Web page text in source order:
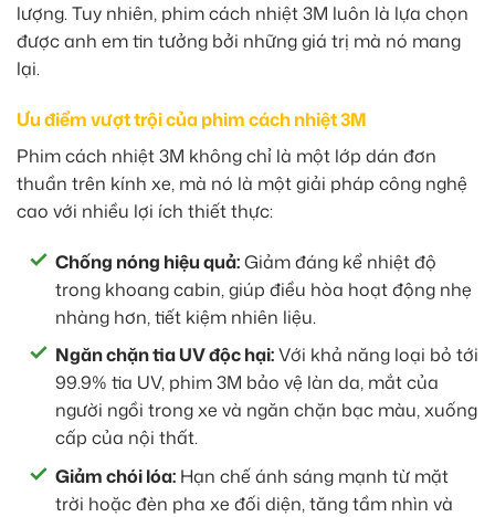
lượng. Tuy nhiên, phim cách nhiệt 3M luôn là lựa chọn
được anh em tin tưởng bởi những giá trị mà nó mang
lại.
Ưu điểm vượt trội của phim cách nhiệt 3M
Phim cách nhiệt 3M không chỉ là một lớp dán đơn
thuần trên kính xe, mà nó là một giải pháp công nghệ
cao với nhiều lợi ích thiết thực:
Chống nóng hiệu quả:Giảm đáng kể nhiệt độ
trong khoang cabin, giúp điều hòa hoạt động nhẹ
nhàng hơn, tiết kiệm nhiên liệu.
Ngăn chặn tia UV độc hại:Với khả năng loại bỏ tới
99.9% tia UV, phim 3M bảo vệ làn da, mắt của
người ngồi trong xe và ngăn chặn bạc màu, xuống
cấp của nội thất.
Giảm chói lóa: Hạn chế ánh sáng mạnh từ mặt
trời hoặc đèn pha xe đối diện, tăng tầm nhìn và